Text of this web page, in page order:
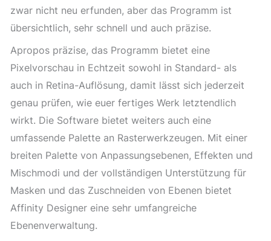
zwar nicht neu erfunden, aber das Programm ist
übersichtlich, sehr schnell und auch präzise.
Apropos präzise, das Programm bietet eine
Pixelvorschau in Echtzeit sowohl in Standard- als
auch in Retina-Auflösung, damit lässt sich jederzeit
genau prüfen, wie euer fertiges Werk letztendlich
wirkt. Die Software bietet weiters auch eine
umfassende Palette an Rasterwerkzeugen. Mit einer
breiten Palette von Anpassungsebenen, Effekten und
Mischmodi und der vollständigen Unterstützung für
Masken und das Zuschneiden von Ebenen bietet
Affinity Designer eine sehr umfangreiche
Ebenenverwaltung.